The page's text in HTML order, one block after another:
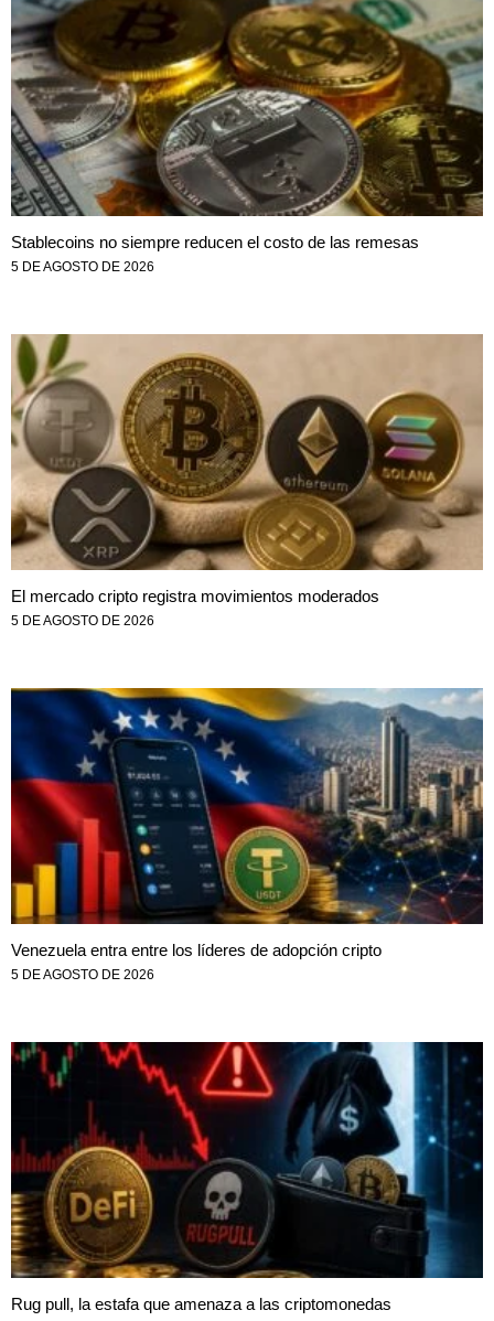
Stablecoins no siempre reducen el costo de las remesas
5 DE AGOSTO DE 2026
El mercado cripto registra movimientos moderados
5 DE AGOSTO DE 2026
Venezuela entra entre los líderes de adopción cripto
5 DE AGOSTO DE 2026
Rug pull, la estafa que amenaza a las criptomonedas